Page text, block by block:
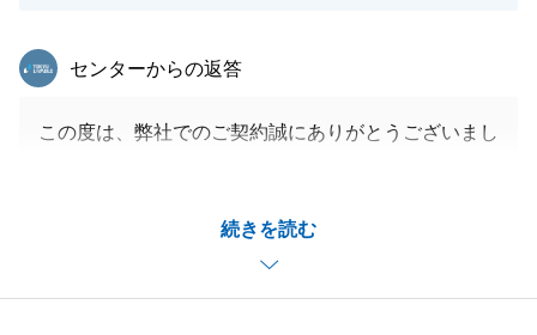
続きを読む
東急リバブル
センターからの返答
この度は、弊社でのご契約誠にありがとうございまし
不慣れな点がありご迷惑をお掛けしてしまった事大変
申し訳ございませんでした。